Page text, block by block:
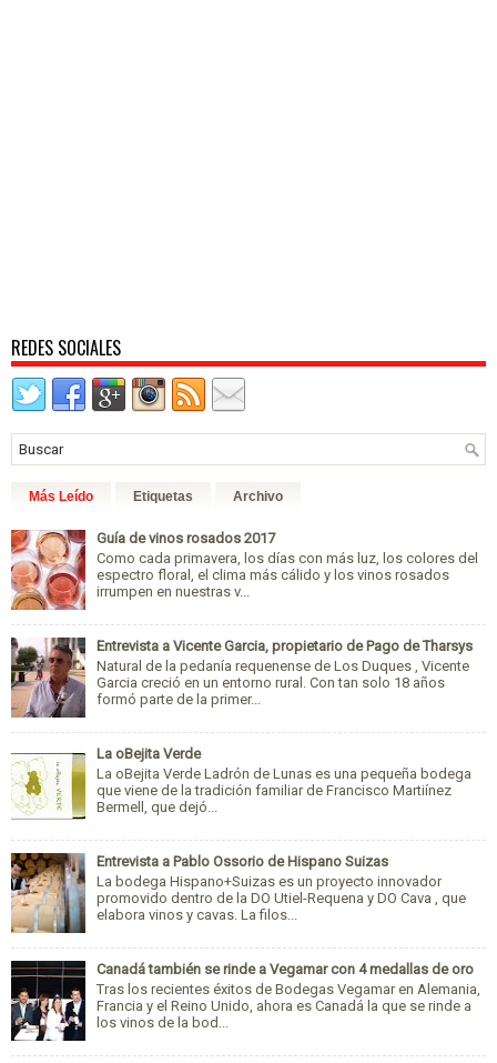
REDES SOCIALES
Más Leído Etiquetas Archivo
Guía de vinos rosados 2017
Como cada primavera, los días con más luz, los colores del
espectro floral, el clima más cálido y los vinos rosados
irrumpen en nuestras v...
Entrevista a Vicente Garcia, propietario de Pago de Tharsys
Natural de la pedanía requenense de Los Duques , Vicente
Garcia creció en un entorno rural. Con tan solo 18 años
formó parte de la primer...
La oBejita Verde
La oBejita Verde Ladrón de Lunas es una pequeña bodega
que viene de la tradición familiar de Francisco Martiínez
Bermell, que dejó...
Entrevista a Pablo Ossorio de Hispano Suizas
La bodega Hispano+Suizas es un proyecto innovador
promovido dentro de la DO Utiel-Requena y DO Cava , que
elabora vinos y cavas. La filos...
Canadá también se rinde a Vegamar con 4 medallas de oro
Tras los recientes éxitos de Bodegas Vegamar en Alemania,
Francia y el Reino Unido, ahora es Canadá la que se rinde a
los vinos de la bod...